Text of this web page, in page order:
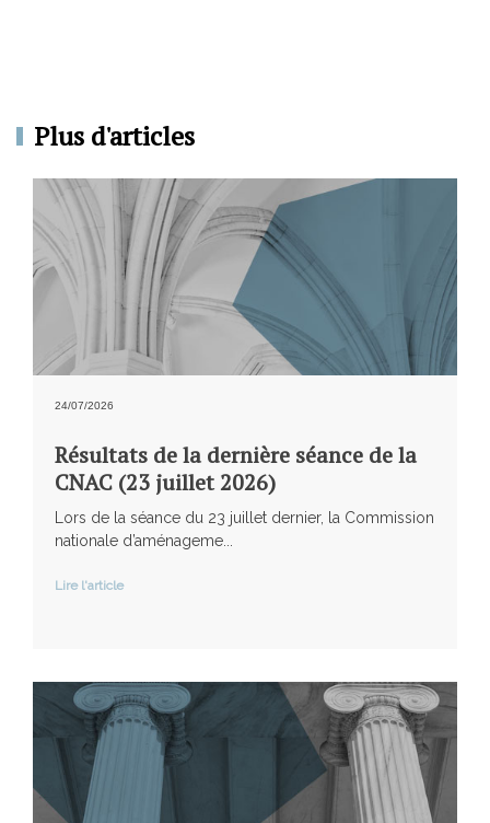
Plus d'articles
24/07/2026
Résultats de la dernière séance de la
CNAC (23 juillet 2026)
Lors de la séance du 23 juillet dernier, la Commission
nationale d’aménageme...
Lire l'article